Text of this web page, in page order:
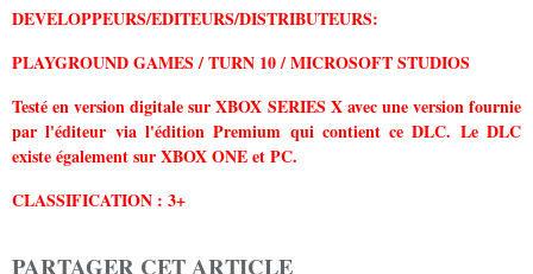
DEVELOPPEURS/EDITEURS/DISTRIBUTEURS:
PLAYGROUND GAMES / TURN 10 / MICROSOFT STUDIOS
Testé en version digitale sur XBOX SERIES X avec une version fournie
par l'éditeur via l'édition Premium qui contient ce DLC. Le DLC
existe également sur XBOX ONE et PC.
CLASSIFICATION : 3+
PARTAGER CET ARTICLE